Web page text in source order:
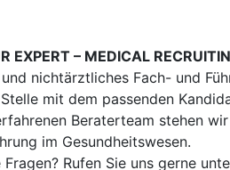
EXPERT – MEDICAL
nichtärztliches Fach- und
mit dem passenden
Beraterteam stehen
im Gesundheitswesen.
Fragen? Rufen Sie uns gerne